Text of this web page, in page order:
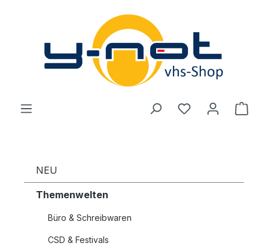
Zum Hauptinhalt springen
Du hast 0
NEU
Themenwelten
Büro & Schreibwaren
CSD & Festivals